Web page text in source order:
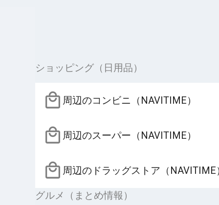
ショッピング（日用品）
周辺のコンビニ（NAVITIME）
周辺のスーパー（NAVITIME）
周辺のドラッグストア（NAVITIME
グルメ（まとめ情報）